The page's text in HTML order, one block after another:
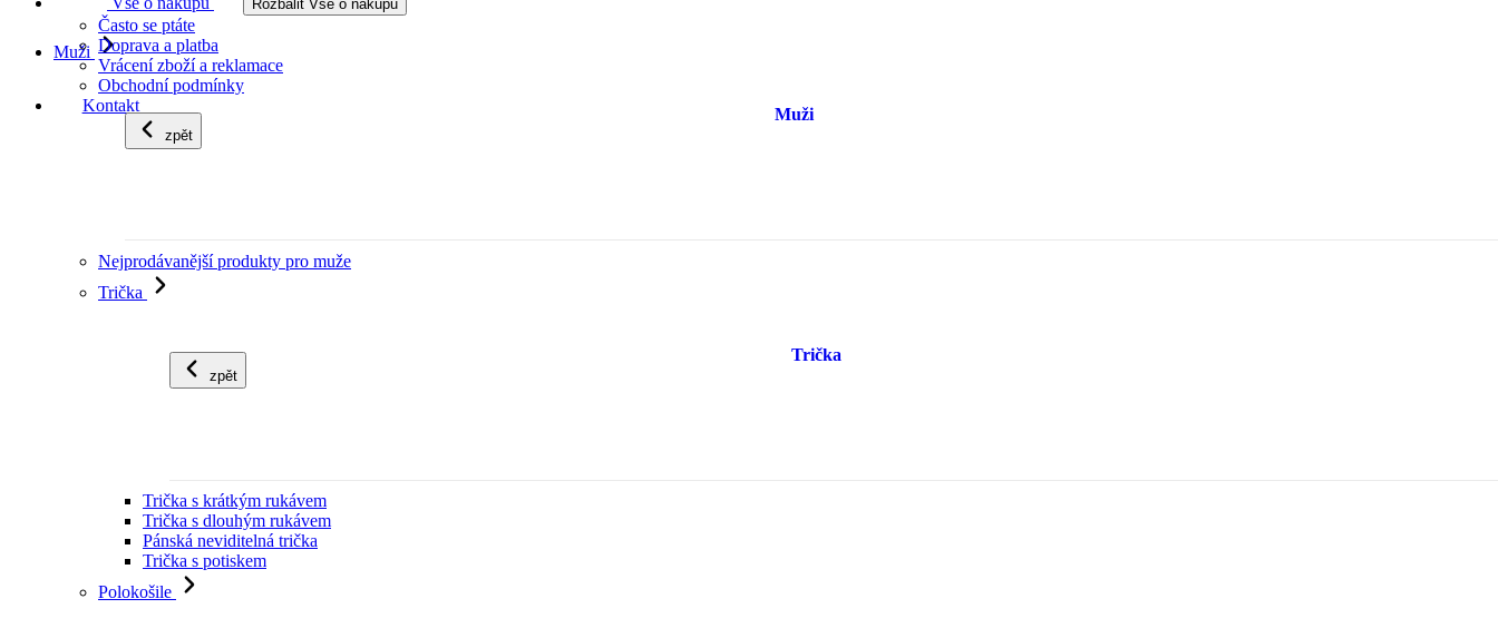
Rozbalit Vše o nákupu
Často se ptáte
Doprava a platba
Vrácení zboží a reklamace
Obchodní podmínky
Kontakt
Muži
zpět
Muži
Nejprodávanější produkty pro muže
Trička
zpět
Trička
Trička s krátkým rukávem
Trička s dlouhým rukávem
Pánská neviditelná trička
Trička s potiskem
Polokošile